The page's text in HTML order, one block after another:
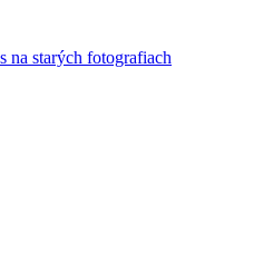
na starých fotografiach